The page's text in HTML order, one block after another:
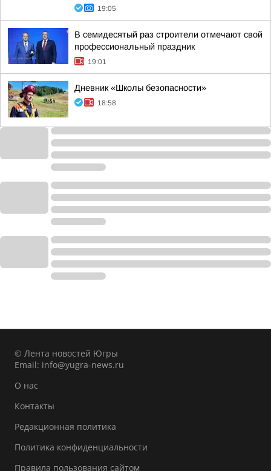
19:05
В семидесятый раз строители отмечают свой
профессиональный праздник
19:01
Дневник «Школы безопасности»
18:58
© Лента новостей Югры
Email: info@yugra-news.ru
О нас
Контакты
Редакционная политика
Политика конфиденциальности
Правила пользования сайтом